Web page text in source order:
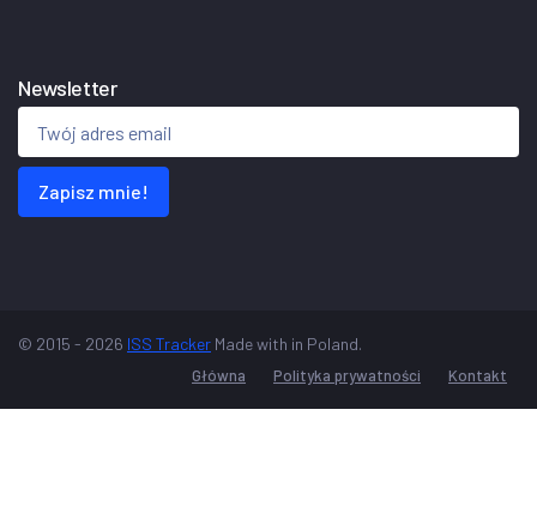
Newsletter
Zapisz mnie!
© 2015 - 2026 ISS Tracker Made with in Poland.
Główna Polityka prywatności Kontakt